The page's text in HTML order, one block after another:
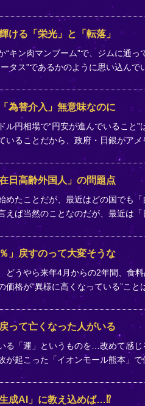
ける「栄光」と「転落」
“キン肉マンブーム”で、ジムに通
タス”であるかのように思い込んで
為替介入」無意味なのに
ル円相場で“円安が進んでいること
いることだから、政府・日銀がア
日高齢外国人」の問題点
めたことだが、最近はどの国でも
えば当然のことなのだが、最近は「
」戻すのって大変そうな
どうやら来年4月からの2年間、食
価格が“異様に高くなっている”こと
って亡くなった人がいる
る「運」というものを…改めて感
が起こった「イオンモール熊本」
成AI」に教え込めば…⁉